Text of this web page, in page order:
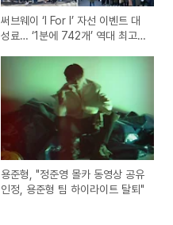
써브웨이 ‘I For I’ 자선 이벤트 대
성료… ‘1분에 742개’ 역대 최고
용준형, "정준영 몰카 동영상 공유
인정, 용준형 팀 하이라이트 탈퇴"